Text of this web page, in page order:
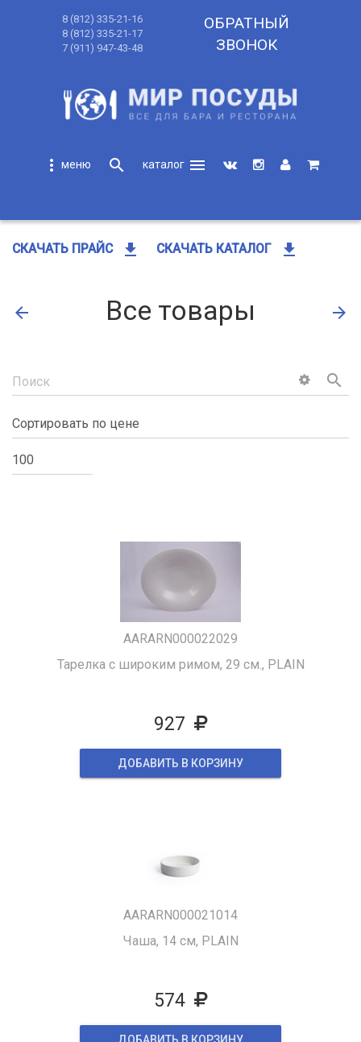
8 (812) 335-21-16
8 (812) 335-21-17
7 (911) 947-43-48
ОБРАТНЫЙ
ЗВОНОК
more_vert search
menu
СКАЧАТЬ ПРАЙС get_app СКАЧАТЬ КАТАЛОГ get_app
arrow_back Все товары arrow_forward
search
AARARN000022029
Тарелка с широким римом, 29 см., PLAIN
927
ДОБАВИТЬ В КОРЗИНУ
AARARN000021014
Чаша, 14 см, PLAIN
574